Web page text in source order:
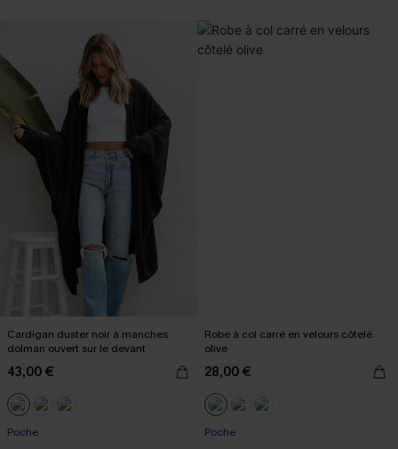
Cardigan duster noir à manches
dolman ouvert sur le devant
43,00 €
Poche
Robe à col carré en velours côtelé
olive
28,00 €
Poche